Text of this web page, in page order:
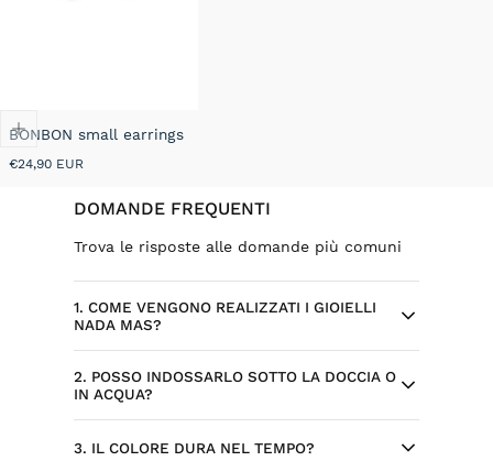
BONBON small earrings
Prezzo
€24,90 EUR
DOMANDE FREQUENTI
Trova le risposte alle domande più comuni
1. COME VENGONO REALIZZATI I GIOIELLI
NADA MAS?
Ogni gioiello Nada Mas nasce da design
selezionati ed esclusivi, sviluppati per il
brand. Alcuni modelli sono progettati
internamente, con attenzione a dettagli,
2. POSSO INDOSSARLO SOTTO LA DOCCIA O
IN ACQUA?
Sì, l’acciaio inossidabile è resistente
3. IL COLORE DURA NEL TEMPO?